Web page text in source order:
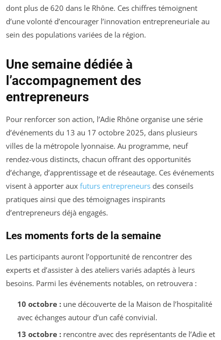
dont plus de 620 dans le Rhône. Ces chiffres témoignent
d’une volonté d’encourager l’innovation entrepreneuriale au
sein des populations variées de la région.
Une semaine dédiée à
l’accompagnement des
entrepreneurs
Pour renforcer son action, l’Adie Rhône organise une série
d’événements du 13 au 17 octobre 2025, dans plusieurs
villes de la métropole lyonnaise. Au programme, neuf
rendez-vous distincts, chacun offrant des opportunités
d’échange, d’apprentissage et de réseautage. Ces événements
visent à apporter aux futurs entrepreneurs des conseils
pratiques ainsi que des témoignages inspirants
d’entrepreneurs déjà engagés.
Les moments forts de la semaine
Les participants auront l’opportunité de rencontrer des
experts et d’assister à des ateliers variés adaptés à leurs
besoins. Parmi les événements notables, on retrouvera :
10 octobre :une découverte de la Maison de l’hospitalité
avec échanges autour d’un café convivial.
13 octobre :rencontre avec des représentants de l’Adie et